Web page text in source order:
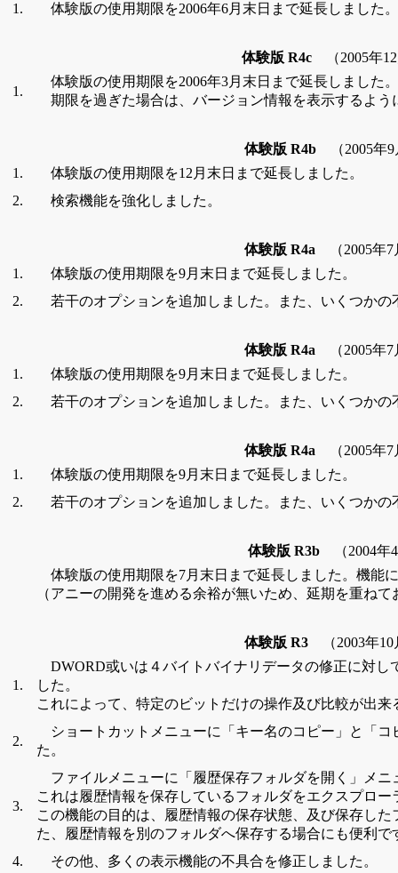
1.
体験版の使用期限を2006年6月末日まで延長しました。
体験版 R4c （2005年
1.
体験版の使用期限を2006年3月末日まで延長しました。
期限を過ぎた場合は、バージョン情報を表示するよう
体験版 R4b
（2005年
1.
体験版の使用期限を12月末日まで延長しました。
2.
検索機能を強化しました。
体験版 R4a
（2005年
1.
体験版の使用期限を9月末日まで延長しました。
2.
若干のオプションを追加しました。また、いくつかの
体験版 R4a
（2005年
1.
体験版の使用期限を9月末日まで延長しました。
2.
若干のオプションを追加しました。また、いくつかの
体験版 R4a
（2005年
1.
体験版の使用期限を9月末日まで延長しました。
2.
若干のオプションを追加しました。また、いくつかの
体験版 R3b
（2004
体験版の使用期限を7月末日まで延長しました。機能
（アニーの開発を進める余裕が無いため、延期を重ね
体験版 R3 （2003年
1.
DWORD或いは４バイトバイナリデータの修正に対し
した。
これによって、特定のビットだけの操作及び比較が出来
2.
ショートカットメニューに「キー名のコピー」と「コ
た。
3.
ファイルメニューに「履歴保存フォルダを開く」メニ
これは履歴情報を保存しているフォルダをエクスプロー
この機能の目的は、履歴情報の保存状態、及び保存し
た、履歴情報を別のフォルダへ保存する場合にも便利で
4.
その他、多くの表示機能の不具合を修正しました。